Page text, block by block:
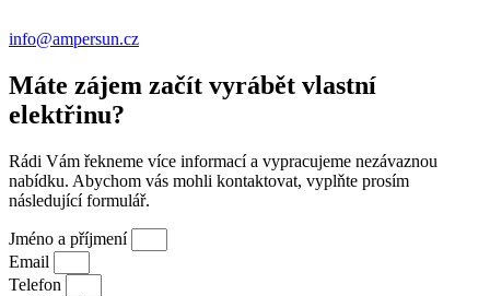
info@ampersun.cz
Máte zájem začít vyrábět vlastní
elektřinu?
Rádi Vám řekneme více informací a vypracujeme nezávaznou
nabídku. Abychom vás mohli kontaktovat, vyplňte prosím
následující formulář.
Jméno a příjmení
Email
Telefon